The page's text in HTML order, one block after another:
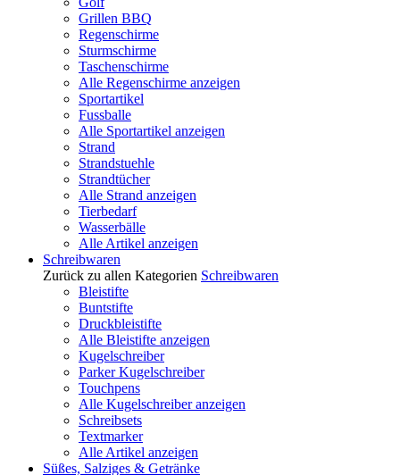
Grillen BBQ
Regenschirme
Sturmschirme
Taschenschirme
Alle Regenschirme anzeigen
Sportartikel
Fussballe
Alle Sportartikel anzeigen
Strand
Strandstuehle
Strandtücher
Alle Strand anzeigen
Tierbedarf
Wasserbälle
Alle Artikel anzeigen
Schreibwaren
Zurück zu allen Kategorien Schreibwaren
Bleistifte
Buntstifte
Druckbleistifte
Alle Bleistifte anzeigen
Kugelschreiber
Parker Kugelschreiber
Touchpens
Alle Kugelschreiber anzeigen
Schreibsets
Textmarker
Alle Artikel anzeigen
Süßes, Salziges & Getränke